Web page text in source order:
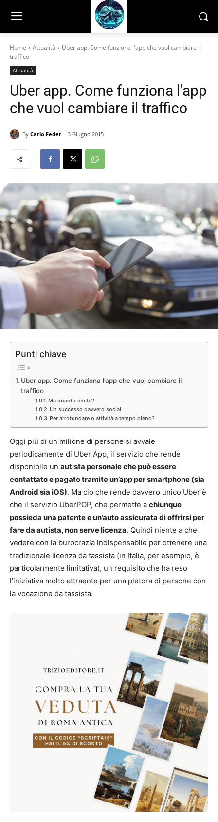
Home Attualità
Uber app. Come funziona l'app che vuol cambiare il
traffico
Attualità
Uber app. Come funziona l’app
che vuol cambiare il traffico
By Carlo Feder 3 Giugno 2015
Punti chiave
Uber app. Come funziona l’app che vuol cambiare il
traffico
Ma quanto costa?
Un successo davvero social
Per arrotondare o attività a tempo pieno?
Oggi più di un milione di persone si avvale
periodicamente di Uber App, il servizio che rende
disponibile un autista personale che può essere
contattato e pagato tramite un’app per smartphone (sia
Android sia iOS). Ma ciò che rende davvero unico Uber è
che il servizio UberPOP, che permette a chiunque
possieda una patente e un’auto assicurata di offrirsi per
fare da autista, non serve licenza. Quindi niente a che
vedere con la burocrazia indispensabile per ottenere una
tradizionale licenza da tassista (in Italia, per esempio, è
particolarmente limitativa), un requisito che ha reso
l’iniziativa molto attraente per una pletora di persone con
la vocazione da tassista.